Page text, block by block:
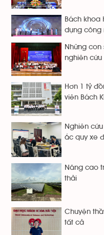
Bách khoa
dụng công
Những con
nghiên cứu
Hơn 1 tỷ
viên Bách
Nghiên
ắc quy xe
Nâng cao
thải
Chuyện
tất cả